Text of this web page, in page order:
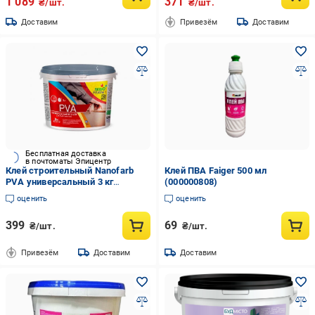
₴/шт.
Доставим
₴/шт.
Привезём Доставим
Бесплатная доставка
в почтоматы Эпицентр
Клей строительный Nanofarb
PVA универсальный 3 кг
(4820198592677)
оценить
399 ₴/шт.
Привезём Доставим
Клей ПВА Faiger 500 мл
(000000808)
оценить
69 ₴/шт.
Доставим